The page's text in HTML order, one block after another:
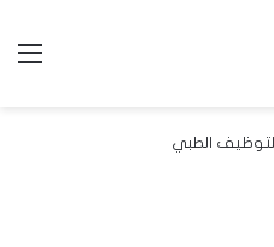
الطبي